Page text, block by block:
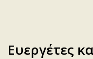
Ευεργέτες